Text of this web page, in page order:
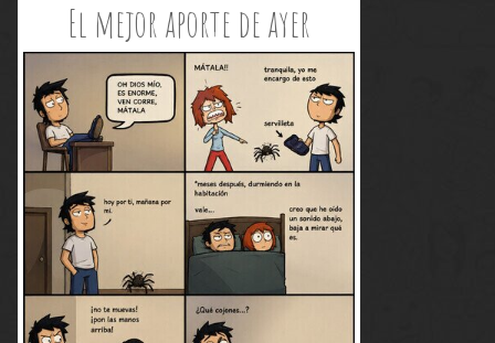
El mejor aporte de ayer